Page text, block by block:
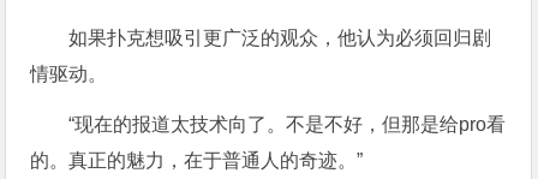
如果扑克想吸引更广泛的观众，他认为必须回归剧
情驱动。
“现在的报道太技术向了。不是不好，但那是给pro看
的。真正的魅力，在于普通人的奇迹。”